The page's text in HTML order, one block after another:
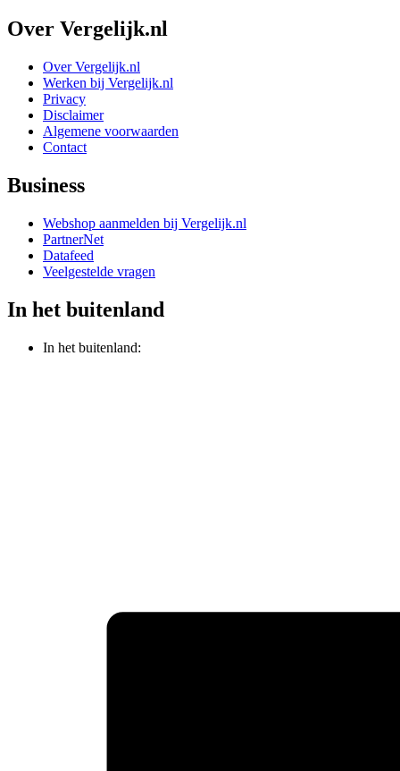
Over Vergelijk.nl
Over Vergelijk.nl
Werken bij Vergelijk.nl
Privacy
Disclaimer
Algemene voorwaarden
Contact
Business
Webshop aanmelden bij Vergelijk.nl
PartnerNet
Datafeed
Veelgestelde vragen
In het buitenland
In het buitenland: